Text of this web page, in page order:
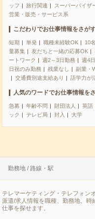
ッフ
旅行関連 スーパーバイザ
営業・販売・サービス系
こだわりでお仕事情報をさが
短期 単発 職種未経験OK
10
量募集
友だちと一緒の応募OK
ートワーク
週2～3日勤務 週4
日祝のみ勤務
残業なし
副業・
交通費別途支給あり
語学力が
人気のワードでお仕事情報を
急募 年齢不問 財団法人 英語
ック
テレビ局 封入 大学
勤務地 / 路線・駅
テレマーケティング・テレフォン
派遣/求人情報を職種、勤務地、
仕事を探せます。